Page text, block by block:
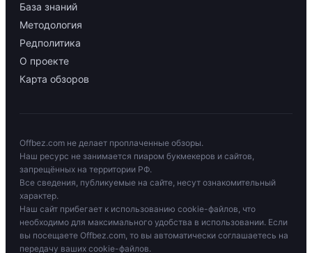
База знаний
Методология
Редполитика
О проекте
Карта обзоров
Offbez.com не делает проплаченные обзоры.
Наш ресурс не занимается пиаром букмекеров и сайтов,
запрещённых на территории РФ.
Все сведения, публикуемые на сайте, несут ознакомительный
характер.
Наш сайт прибегает к использованию cookie-файлов, что
необходимо для максимального удобства в использовании. Если
вы посещаете Offbez.com, то вы автоматически соглашаетесь на
передачу ваших cookie-файлов.